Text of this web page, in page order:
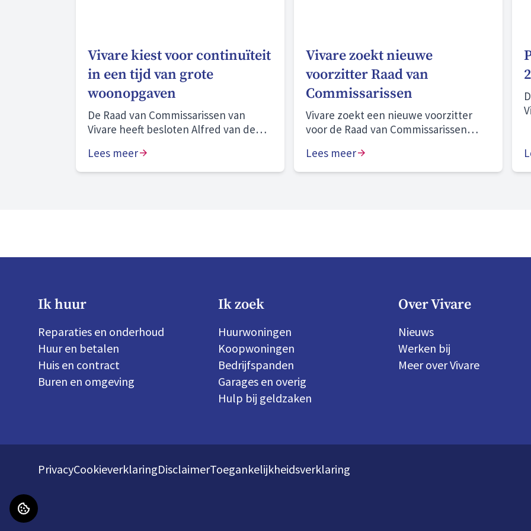
Vivare kiest voor continuïteit
in een tijd van grote
woonopgaven
De Raad van Commissarissen van
Vivare heeft besloten Alfred van den
als bestuurder.
Lees meer
Vivare zoekt nieuwe
voorzitter Raad van
Commissarissen
Vivare zoekt een nieuwe voorzitter
voor de Raad van Commissarissen
Lees meer
Ik huur
Reparaties en onderhoud
Huur en betalen
Huis en contract
Buren en omgeving
Ik zoek
Huurwoningen
Koopwoningen
Bedrijfspanden
Garages en overig
Hulp bij geldzaken
Over Vivare
Nieuws
Werken bij
Meer over Vivare
PrivacyCookieverklaringDisclaimerToegankelijkheidsverklaring